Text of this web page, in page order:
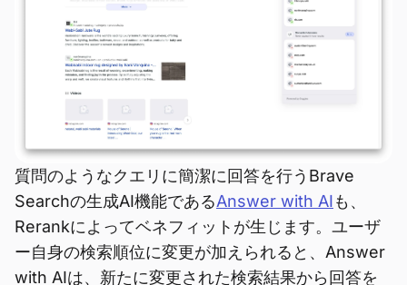
質問のようなクエリに簡潔に回答を行うBrave
Searchの生成AI機能であるAnswer with AIも、
Rerankによってベネフィットが生じます。ユーザ
ー自身の検索順位に変更が加えられると、Answer
with AIは、新たに変更された検索結果から回答を